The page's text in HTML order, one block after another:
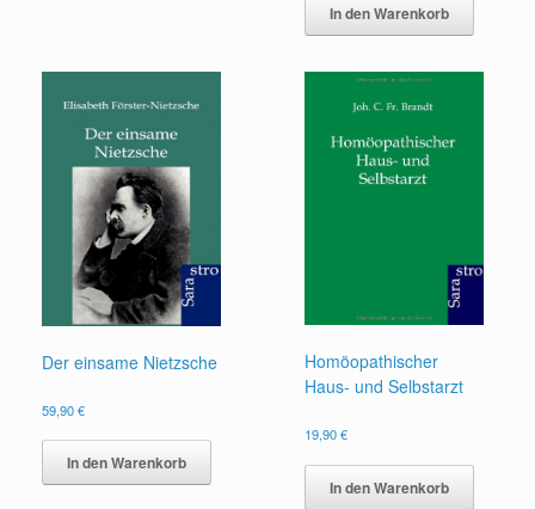
In den Warenkorb
Der einsame Nietzsche
59,90€
In den Warenkorb
Homöopathischer
Haus- und Selbstarzt
19,90€
In den Warenkorb